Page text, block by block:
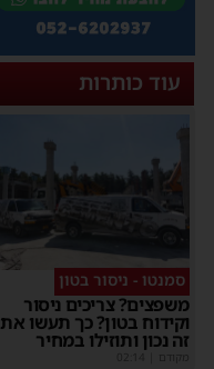
עוד כותרות
סמנטו - ניסור בטון
משפצים? צריכים ניסור
וקידוח בטון? כך תעשו את
זה נכון ותוזילו במחיר
מקודם